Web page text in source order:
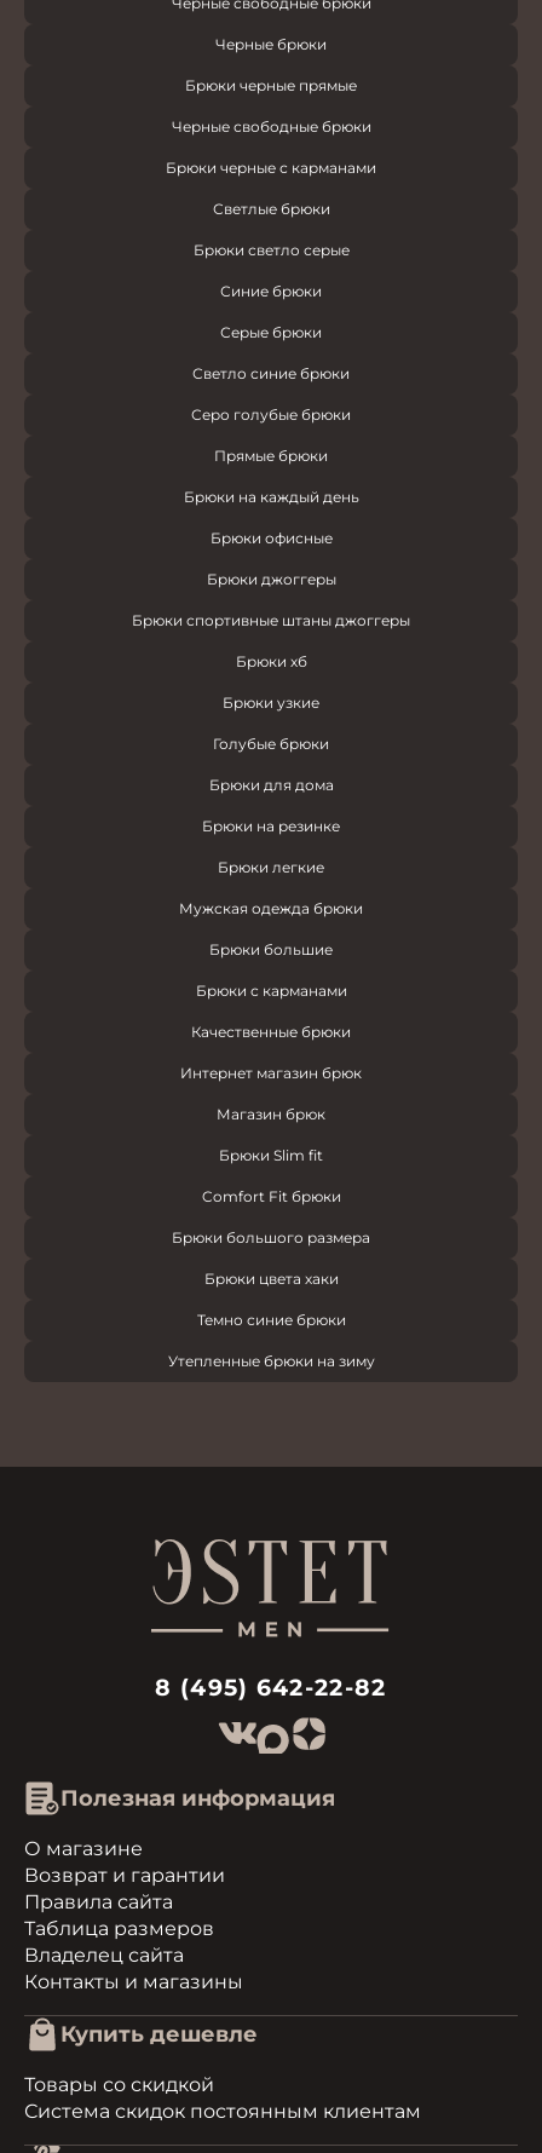
Черные брюки
Брюки черные прямые
Черные свободные брюки
Брюки черные с карманами
Светлые брюки
Брюки светло серые
Синие брюки
Серые брюки
Светло синие брюки
Серо голубые брюки
Прямые брюки
Брюки на каждый день
Брюки офисные
Брюки джоггеры
Брюки спортивные штаны джоггеры
Брюки хб
Брюки узкие
Голубые брюки
Брюки для дома
Брюки на резинке
Брюки легкие
Мужская одежда брюки
Брюки большие
Брюки с карманами
Качественные брюки
Интернет магазин брюк
Магазин брюк
Брюки Slim fit
Comfort Fit брюки
Брюки большого размера
Брюки цвета хаки
Темно синие брюки
Утепленные брюки на зиму
8 (495) 642-22-82
Полезная информация
О магазине
Возврат и гарантии
Правила сайта
Таблица размеров
Владелец сайта
Контакты и магазины
Купить дешевле
Товары со скидкой
Система скидок постоянным клиентам